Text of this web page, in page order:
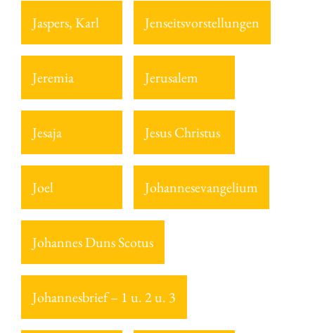
Jaspers, Karl Jenseitsvorstellungen
Jeremia Jerusalem
Jesaja Jesus Christus
Joel Johannesevangelium
Johannes Duns Scotus
Johannesbrief – 1 u. 2 u. 3